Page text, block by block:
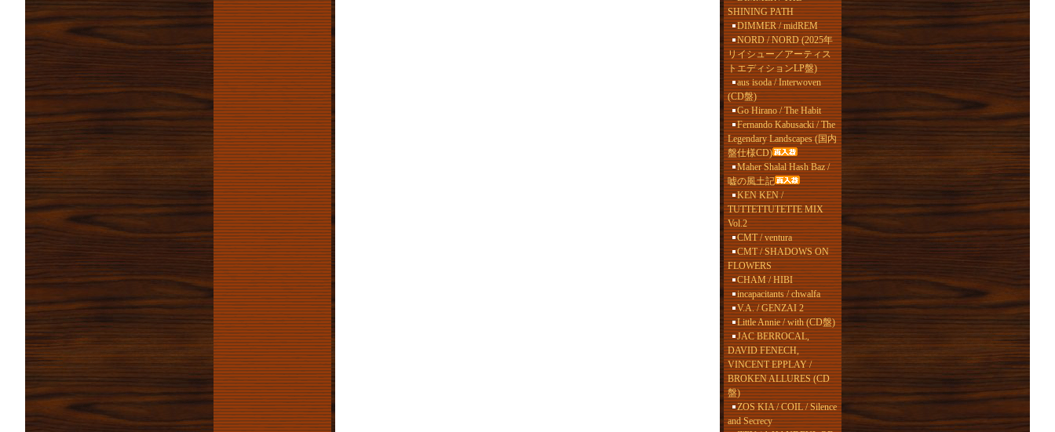
SHINING PATH
DIMMER / midREM
NORD / NORD (2025年
リイシュー／アーティス
トエディションLP盤)
aus isoda / Interwoven
(CD盤)
Go Hirano / The Habit
Fernando Kabusacki / The
Legendary Landscapes (国内
盤仕様CD)
Maher Shalal Hash Baz /
嘘の風土記
KEN KEN /
TUTTETTUTETTE MIX
Vol.2
CMT / ventura
CMT / SHADOWS ON
FLOWERS
CHAM / HIBI
incapacitants / chwalfa
V.A. / GENZAI 2
Little Annie / with (CD盤)
JAC BERROCAL,
DAVID FENECH,
VINCENT EPPLAY /
BROKEN ALLURES (CD
盤)
ZOS KIA / COIL / Silence
and Secrecy